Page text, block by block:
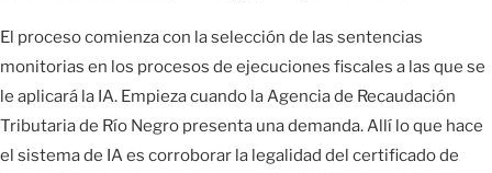
El proceso comienza con la selección de las sentencias
monitorias en los procesos de ejecuciones fiscales a las que se
le aplicará la IA. Empieza cuando la Agencia de Recaudación
Tributaria de Río Negro presenta una demanda. Allí lo que hace
el sistema de IA es corroborar la legalidad del certificado de